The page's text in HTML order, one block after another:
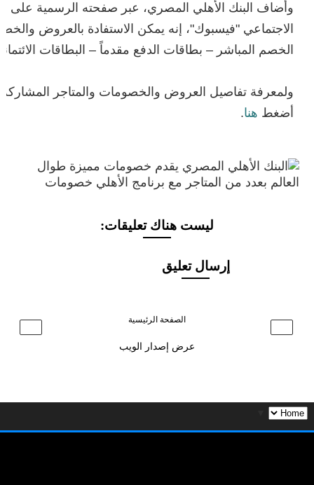
وأضاف البنك الأهلي المصري، عبر صفحته الرسمية على
الاجتماعي "فيسبوك"، إنه يمكن الاستفادة بالعروض
الخصم المباشر – بطاقات الدفع مقدماً – البطاقات
ولمعرفة تفاصيل العروض والخصومات والمتاجر
أضغط هنا.
ليست هناك تعليقات:
إرسال تعليق
‹
› الصفحة الرئيسية
عرض إصدار الويب